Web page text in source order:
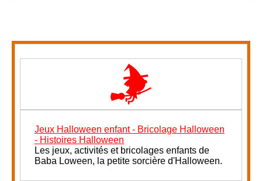
Jeux Halloween enfant - Bricolage Halloween
- Histoires Halloween
Les jeux, activités et bricolages enfants de
Baba Loween, la petite sorcière d'Halloween.